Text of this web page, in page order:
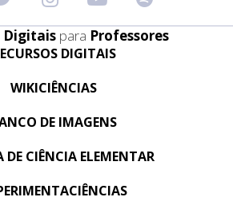
Digitais para Professores
DIGITAIS
WIKICIÊNCIAS
DE IMAGENS
DE CIÊNCIA ELEMENTAR